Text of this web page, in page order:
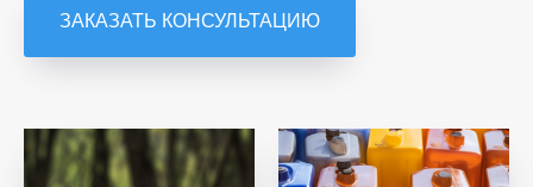
ЗАКАЗАТЬ КОНСУЛЬТАЦИЮ